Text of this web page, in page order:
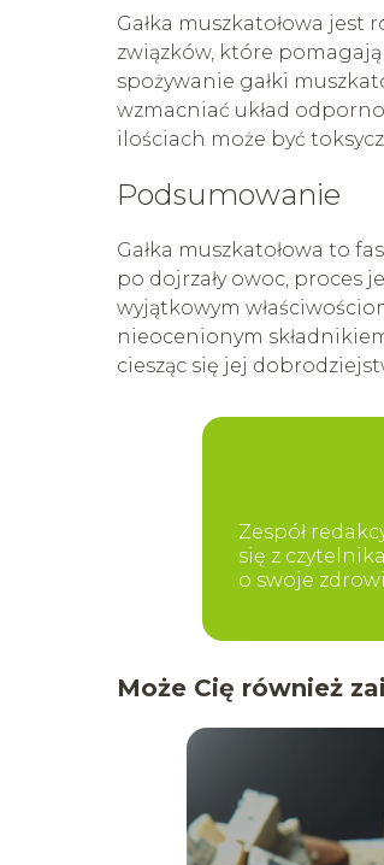
Gałka muszkatołowa jest
związków, które
spożywanie gałki
wzmacniać układ
ilościach może być
Podsumowanie
Gałka muszkatołowa to
po dojrzały owoc, proces
wyjątkowym
nieocenionym
ciesząc się jej
Zespół
się z
o swoje
Może Cię również